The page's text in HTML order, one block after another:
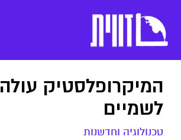
המיקרופלסטיק עולה
לשמיים
טכנולוגיה וחדשנות